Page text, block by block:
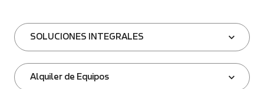
SOLUCIONES INTEGRALES
Alquiler de Equipos